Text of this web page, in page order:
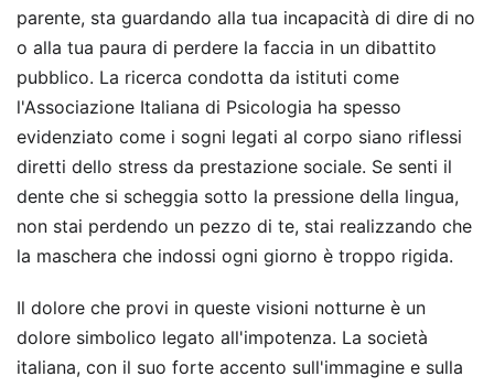
parente, sta guardando alla tua incapacità di dire di no
o alla tua paura di perdere la faccia in un dibattito
pubblico. La ricerca condotta da istituti come
l'Associazione Italiana di Psicologia ha spesso
evidenziato come i sogni legati al corpo siano riflessi
diretti dello stress da prestazione sociale. Se senti il
dente che si scheggia sotto la pressione della lingua,
non stai perdendo un pezzo di te, stai realizzando che
la maschera che indossi ogni giorno è troppo rigida.
Il dolore che provi in queste visioni notturne è un
dolore simbolico legato all'impotenza. La società
italiana, con il suo forte accento sull'immagine e sulla